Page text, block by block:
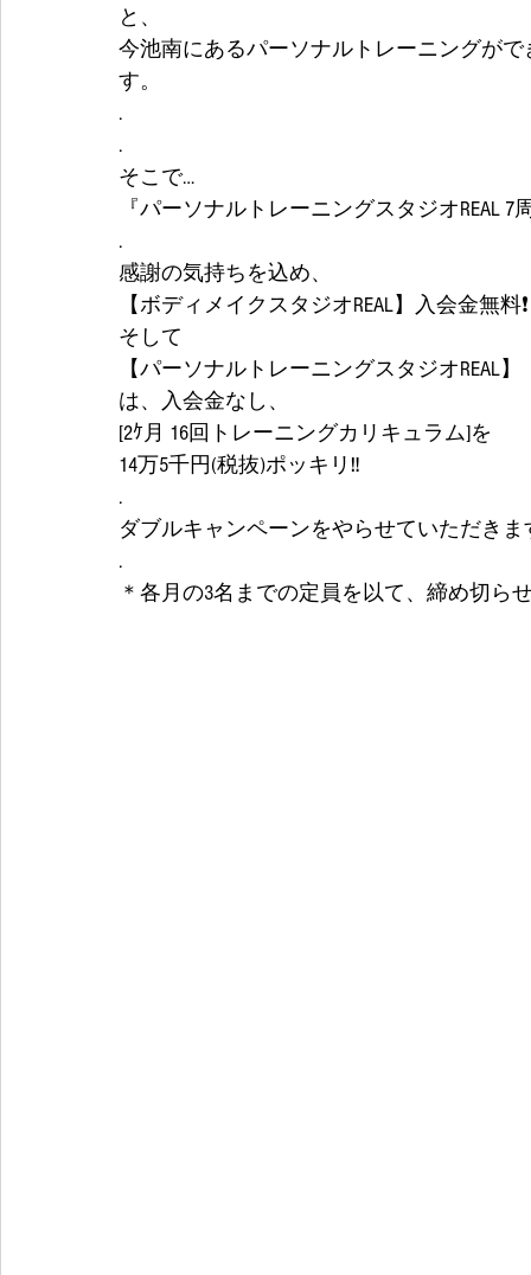
と、
今池南にあるパーソナルトレーニングがで
す。
.
.
そこで…
『パーソナルトレーニングスタジオREAL
.
感謝の気持ちを込め、
【ボディメイクスタジオREAL】入会金無料❗
そして
【パーソナルトレーニングスタジオREAL】
は、入会金なし、
[2ｹ月 16回トレーニングカリキュラム]を
14万5千円(税抜)ポッキリ‼
.
ダブルキャンペーンをやらせていただきます
.
＊各月の3名までの定員を以て、締め切ら